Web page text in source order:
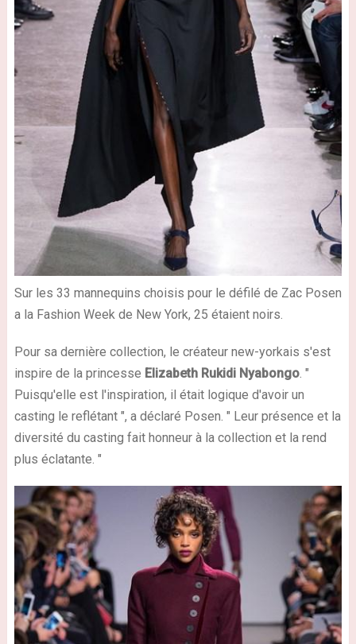
Sur les 33 mannequins choisis pour le défilé de Zac Posen
a la Fashion Week de New York, 25 étaient noirs.
Pour sa dernière collection, le créateur new-yorkais s'est
inspire de la princesse Elizabeth Rukidi Nyabongo. "
Puisqu'elle est l'inspiration, il était logique d'avoir un
casting le reflétant ", a déclaré Posen. " Leur présence et la
diversité du casting fait honneur à la collection et la rend
plus éclatante. "